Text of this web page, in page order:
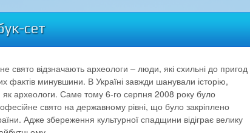
сет
свято відзначають археологи – люди, які схильні до пригод
фактів минувшини. В Україні завжди шанували історію,
археологи. Саме тому 6-го серпня 2008 року було
свято на державному рівні, що було закріплено
Адже збереження культурної спадщини відіграє велику